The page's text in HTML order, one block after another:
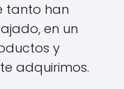
tanto han
en un
y
adquirimos.